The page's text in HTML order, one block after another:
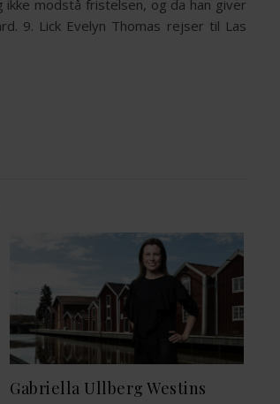
ikke modstå fristelsen, og da han giver
9. Lick Evelyn Thomas rejser til Las
Gabriella Ullberg Westins